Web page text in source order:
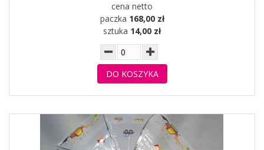
cena netto
paczka 168,00 zł
sztuka 14,00 zł
DO KOSZYKA